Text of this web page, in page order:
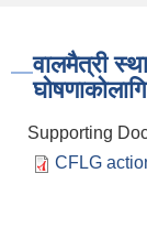
वालमैत्री
Supporting
CFLG